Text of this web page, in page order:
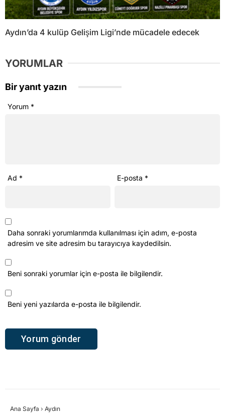
Aydın’da 4 kulüp Gelişim Ligi’nde mücadele edecek
YORUMLAR
Bir yanıt yazın
Yorum *
Ad * E-posta *
Daha sonraki yorumlarımda kullanılması için adım, e-posta
adresim ve site adresim bu tarayıcıya kaydedilsin.
Beni sonraki yorumlar için e-posta ile bilgilendir.
Beni yeni yazılarda e-posta ile bilgilendir.
Ana Sayfa › Aydın